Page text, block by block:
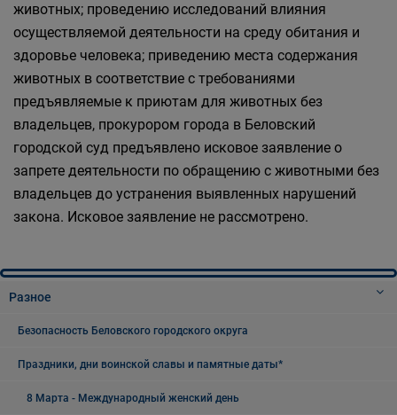
животных; проведению исследований влияния
осуществляемой деятельности на среду обитания и
здоровье человека; приведению места содержания
животных в соответствие с требованиями
предъявляемые к приютам для животных без
владельцев, прокурором города в Беловский
городской суд предъявлено исковое заявление о
запрете деятельности по обращению с животными без
владельцев до устранения выявленных нарушений
закона. Исковое заявление не рассмотрено.
Разное
Безопасность Беловского городского округа
Праздники, дни воинской славы и памятные даты*
8 Марта - Международный женский день